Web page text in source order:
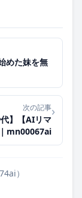
めた妹を無
次の記事
】【AIリマ
mn00067ai
›
）